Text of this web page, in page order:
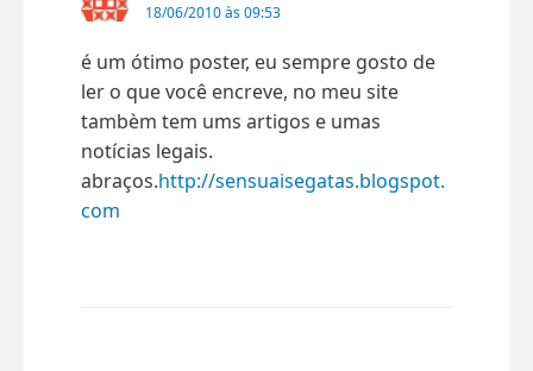
18/06/2010 às 09:53
é um ótimo poster, eu sempre gosto de
ler o que você encreve, no meu site
tambèm tem ums artigos e umas
notícias legais.
abraços.http://sensuaisegatas.blogspot.
com